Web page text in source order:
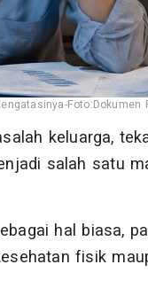
Foto:Dokumen
keluarga,
salah satu
hal biasa,
fisik